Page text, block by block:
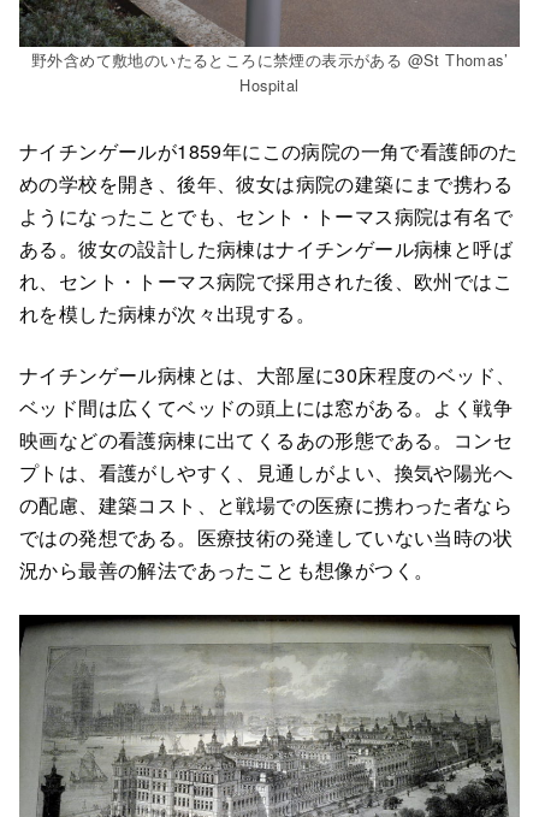
野外含めて敷地のいたるところに禁煙の表示がある @St Thomas’
Hospital
ナイチンゲールが1859年にこの病院の一角で看護師のた
めの学校を開き、後年、彼女は病院の建築にまで携わる
ようになったことでも、セント・トーマス病院は有名で
ある。彼女の設計した病棟はナイチンゲール病棟と呼ば
れ、セント・トーマス病院で採用された後、欧州ではこ
れを模した病棟が次々出現する。
ナイチンゲール病棟とは、大部屋に30床程度のベッド、
ベッド間は広くてベッドの頭上には窓がある。よく戦争
映画などの看護病棟に出てくるあの形態である。コンセ
プトは、看護がしやすく、見通しがよい、換気や陽光へ
の配慮、建築コスト、と戦場での医療に携わった者なら
ではの発想である。医療技術の発達していない当時の状
況から最善の解法であったことも想像がつく。